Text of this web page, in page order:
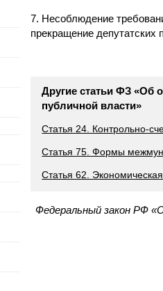
7. Несоблюдение
прекращение депутатских
Другие статьи ФЗ «Об
публичной власти»
Статья 24. Контрольно-
Статья 75. Формы
Статья 62.
Федеральный закон РФ